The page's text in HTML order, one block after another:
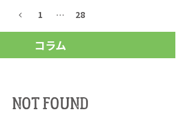
1 … 28
コラム
NOT FOUND